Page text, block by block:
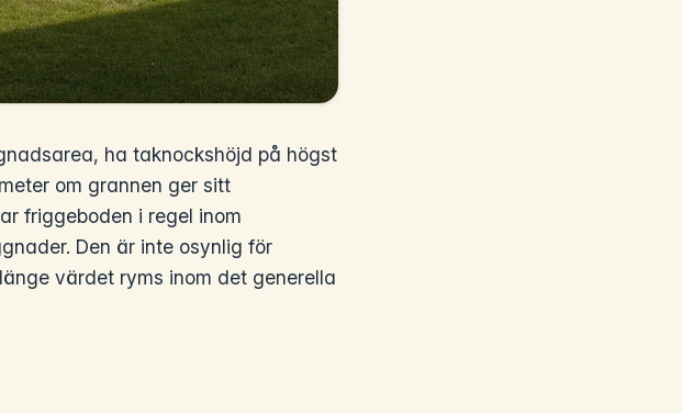
ha taknockshöjd på högst
om grannen ger sitt
friggeboden i regel inom
Den är inte osynlig för
värdet ryms inom det generella